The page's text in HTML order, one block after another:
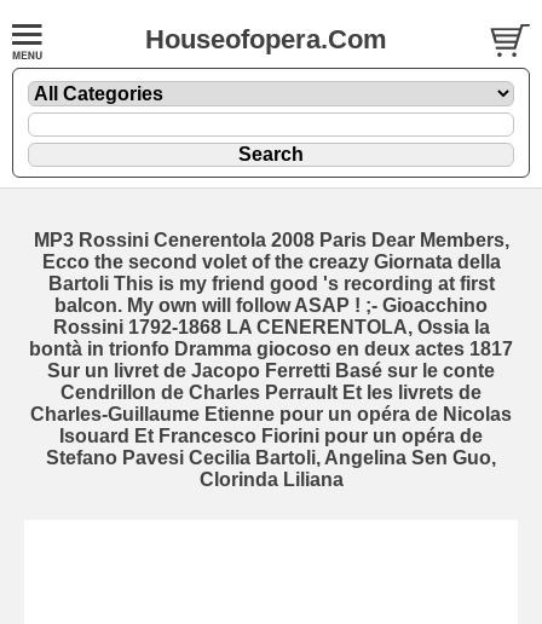
Houseofopera.Com
MP3 Rossini Cenerentola 2008 Paris Dear Members,
Ecco the second volet of the creazy Giornata della
Bartoli This is my friend good 's recording at first
balcon. My own will follow ASAP ! ;- Gioacchino
Rossini 1792-1868 LA CENERENTOLA, Ossia la
bontà in trionfo Dramma giocoso en deux actes 1817
Sur un livret de Jacopo Ferretti Basé sur le conte
Cendrillon de Charles Perrault Et les livrets de
Charles-Guillaume Etienne pour un opéra de Nicolas
Isouard Et Francesco Fiorini pour un opéra de
Stefano Pavesi Cecilia Bartoli, Angelina Sen Guo,
Clorinda Liliana